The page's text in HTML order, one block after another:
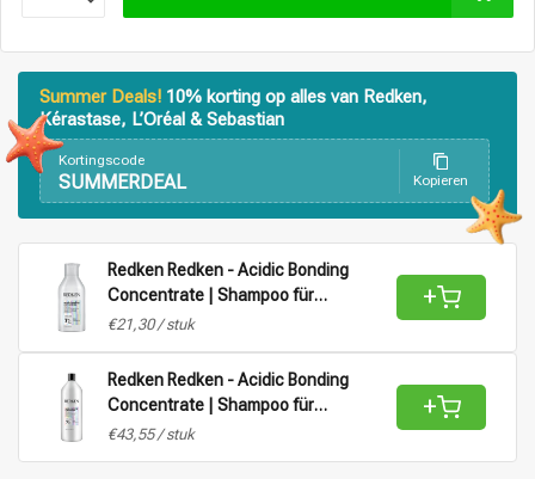
Stylingprodukte Haarfärbung
Summer Deals! 10% korting op alles van Redken,
Kérastase, L’Oréal & Sebastian
Kortingscode
SUMMERDEAL Kopieren
Redken Redken - Acidic Bonding
Concentrate | Shampoo für
geschädigtes oder unhandliches Haar
€21,30 / stuk
+
Redken Redken - Acidic Bonding
Concentrate | Shampoo für
geschädigtes oder unhandliches Haar
€43,55 / stuk
+